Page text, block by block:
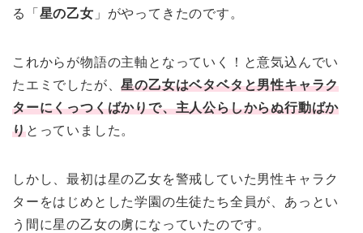
る「 星の乙女 」がやってきたのです。
これからが物語の主軸となっていく！と意気込んでい
たエミでしたが、星の乙女はベタベタと男性キャラク
ターにくっつくばかりで、主人公らしからぬ行動ばか
りとっていました。
しかし、最初は星の乙女を警戒していた男性キャラク
ターをはじめとした学園の生徒たち全員が、あっとい
う間に星の乙女の虜になっていたのです。